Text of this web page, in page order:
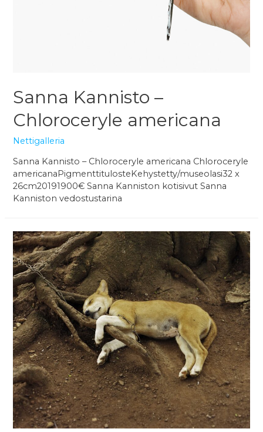
Sanna Kannisto –
Chloroceryle americana
Nettigalleria
Sanna Kannisto – Chloroceryle americana Chloroceryle
americanaPigmenttitulosteKehystetty/museolasi32 x
26cm20191900€ Sanna Kanniston kotisivut Sanna
Kanniston vedostustarina